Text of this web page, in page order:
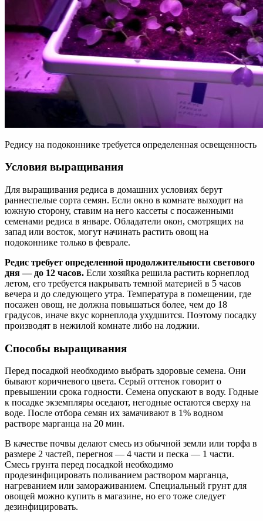
Редису на подоконнике требуется определенная освещенность
Условия выращивания
Для выращивания редиса в домашних условиях берут
раннеспелые сорта семян. Если окно в комнате выходит на
южную сторону, ставим на него кассеты с посаженными
семенами редиса в январе. Обладатели окон, смотрящих на
запад или восток, могут начинать растить овощ на
подоконнике только в феврале.
Редис требует определенной продолжительности светового
дня — до 12 часов. Если хозяйка решила растить корнеплод
летом, его требуется накрывать темной материей в 5 часов
вечера и до следующего утра. Температура в помещении, где
посажен овощ, не должна повышаться более, чем до 18
градусов, иначе вкус корнеплода ухудшится. Поэтому посадку
производят в нежилой комнате либо на лоджии.
Способы выращивания
Перед посадкой необходимо выбрать здоровые семена. Они
бывают коричневого цвета. Серый оттенок говорит о
превышении срока годности. Семена опускают в воду. Годные
к посадке экземпляры оседают, негодные остаются сверху на
воде. После отбора семян их замачивают в 1% водном
растворе марганца на 20 мин.
В качестве почвы делают смесь из обычной земли или торфа в
размере 2 частей, перегноя — 4 части и песка — 1 части.
Смесь грунта перед посадкой необходимо
продезинфицировать поливанием раствором марганца,
нагреванием или замораживанием. Специальный грунт для
овощей можно купить в магазине, но его тоже следует
дезинфицировать.